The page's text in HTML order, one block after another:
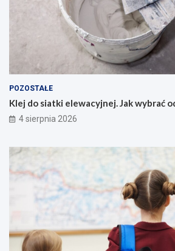
POZOSTAŁE
Klej do siatki elewacyjnej. Jak wybrać
4 sierpnia 2026